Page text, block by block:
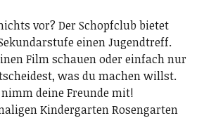
vor? Der Schopfclub bietet
einen Jugendtreff.
Film schauen oder einfach nur
was du machen willst.
deine Freunde mit!
Kindergarten Rosengarten